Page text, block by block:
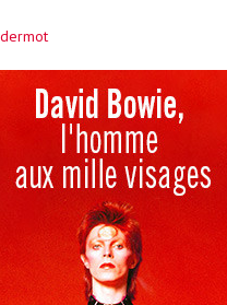
dermot